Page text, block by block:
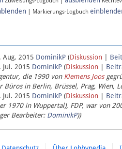
| Markierungs-Logbuch
Aug. 2015 DominikP (Diskussion |
Jul. 2015 DominikP (Diskussion |
die 1990 von Klemens Joos
Büros in Berlin, Brüssel, Prag, Wien,
Jul. 2015 DominikP (Diskussion |
1970 in Wuppertal), FDP, war von
Bearbeiter: DominikP))